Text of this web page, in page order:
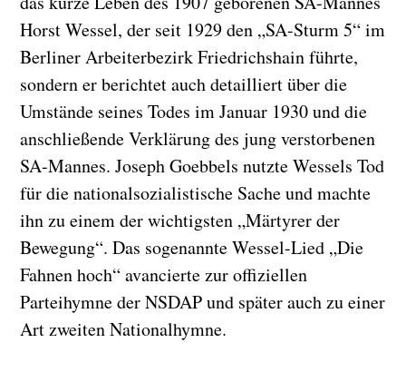
Horst Wessel, der seit 1929 den „SA-Sturm 5“ im
Berliner Arbeiterbezirk Friedrichshain führte,
sondern er berichtet auch detailliert über die
Umstände seines Todes im Januar 1930 und die
anschließende Verklärung des jung verstorbenen
SA-Mannes. Joseph Goebbels nutzte Wessels Tod
für die nationalsozialistische Sache und machte
ihn zu einem der wichtigsten „Märtyrer der
Bewegung“. Das sogenannte Wessel-Lied „Die
Fahnen hoch“ avancierte zur offiziellen
Parteihymne der NSDAP und später auch zu einer
Art zweiten Nationalhymne.